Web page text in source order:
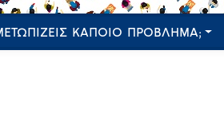
ΚΑΠΟΙΟ ΠΡΟΒΛΗΜΑ;